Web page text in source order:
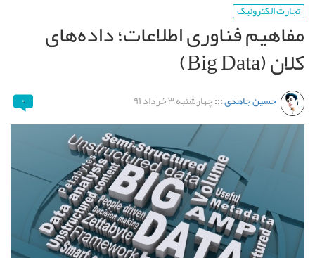
تجارت الکترونیک
مفاهیم فناوری اطلاعات؛ داده‌های
کلان (Big Data)
حسین جاهدی:::چهارشنبه ۳ خرداد ۹۱ ۰